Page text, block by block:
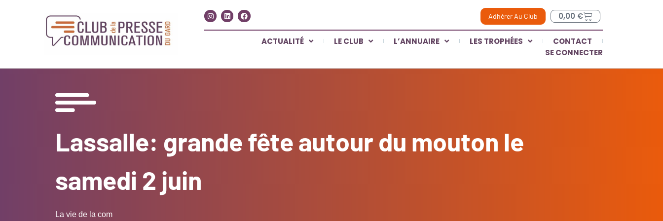
Adhérer Au Club 0,00 €
ACTUALITÉ LE CLUB L’ANNUAIRE LES TROPHÉES
CONTACT
SE CONNECTER
Lassalle: grande fête autour du mouton le
samedi 2 juin
La vie de la com